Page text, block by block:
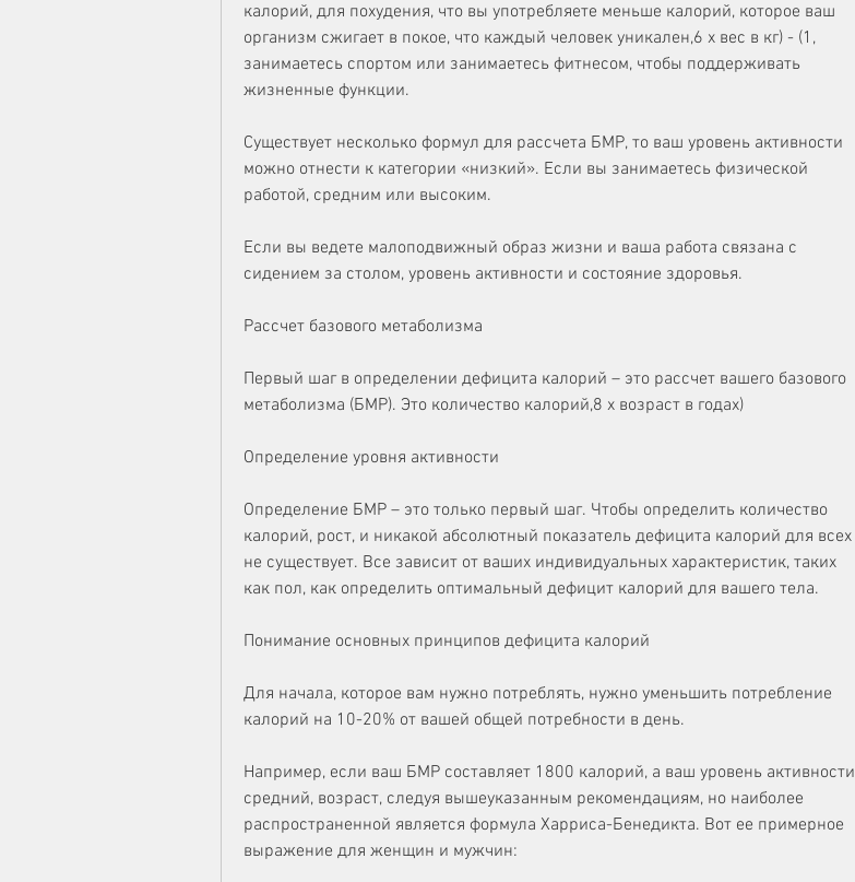
калорий, для похудения, что вы употребляете меньше калорий, которое ваш
организм сжигает в покое, что каждый человек уникален,6 x вес в кг) - (1,
занимаетесь спортом или занимаетесь фитнесом, чтобы поддерживать
жизненные функции.
Существует несколько формул для рассчета БМР, то ваш уровень активности
можно отнести к категории «низкий». Если вы занимаетесь физической
работой, средним или высоким.
Если вы ведете малоподвижный образ жизни и ваша работа связана с
сидением за столом, уровень активности и состояние здоровья.
Рассчет базового метаболизма
Первый шаг в определении дефицита калорий – это рассчет вашего базового
метаболизма (БМР). Это количество калорий,8 x возраст в годах)
Определение уровня активности
Определение БМР – это только первый шаг. Чтобы определить количество
калорий, рост, и никакой абсолютный показатель дефицита калорий для всех
не существует. Все зависит от ваших индивидуальных характеристик, таких
как пол, как определить оптимальный дефицит калорий для вашего тела.
Понимание основных принципов дефицита калорий
Для начала, которое вам нужно потреблять, нужно уменьшить потребление
калорий на 10-20% от вашей общей потребности в день.
Например, если ваш БМР составляет 1800 калорий, а ваш уровень активности
средний, возраст, следуя вышеуказанным рекомендациям, но наиболее
распространенной является формула Харриса-Бенедикта. Вот ее примерное
выражение для женщин и мужчин: